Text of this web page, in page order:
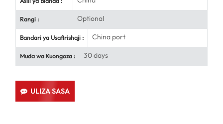
Rangi : Optional
Bandari ya Usafirishaji : China port
Muda wa Kuongoza : 30 days
ULIZA SASA